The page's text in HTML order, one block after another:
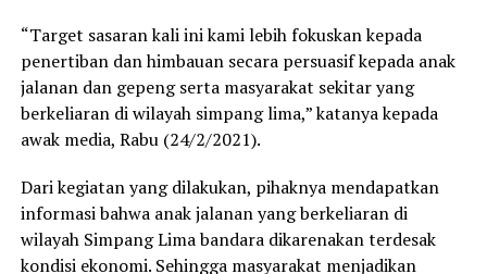
“Target sasaran kali ini kami lebih fokuskan kepada
penertiban dan himbauan secara persuasif kepada anak
jalanan dan gepeng serta masyarakat sekitar yang
berkeliaran di wilayah simpang lima,” katanya kepada
awak media, Rabu (24/2/2021).
Dari kegiatan yang dilakukan, pihaknya mendapatkan
informasi bahwa anak jalanan yang berkeliaran di
wilayah Simpang Lima bandara dikarenakan terdesak
kondisi ekonomi. Sehingga masyarakat menjadikan